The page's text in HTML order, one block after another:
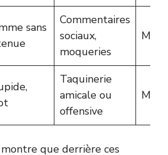
sans
Commentaires
sociaux,
moqueries
Taquinerie
amicale ou
offensive
que derrière ces